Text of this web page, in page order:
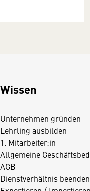
Wissen
Unternehmen gründen
Lehrling ausbilden
1. Mitarbeiter:in
Allgemeine
AGB
Dienstverhältnis beenden